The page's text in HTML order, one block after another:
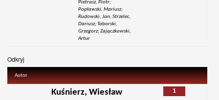
Pietrasz, Piotr;
Popławski, Mariusz;
Rudowski, Jan; Strzelec,
Dariusz; Taborski,
Grzegorz; Zajączkowski,
Artur
Odkryj
Autor
1
Kuśnierz, Wiesław